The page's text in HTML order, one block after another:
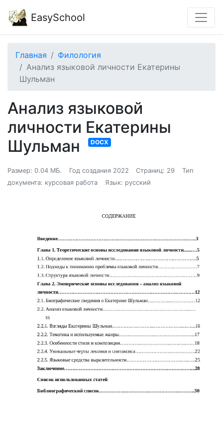
EasySchool
Главная
Филология
Анализ языковой личности Екатерины
Шульман
Анализ языковой
личности Екатерины
Шульман
DOCX
Размер: 0.04 МБ. Год создания 2022 Страниц: 29
Тип
документа: курсовая работа
Язык: русский